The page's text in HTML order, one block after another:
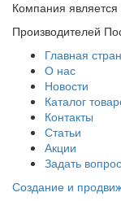
Компания
Производителей
Главная
О нас
Новости
Каталог
Контакты
Статьи
Акции
Задать вопрос
Создание и